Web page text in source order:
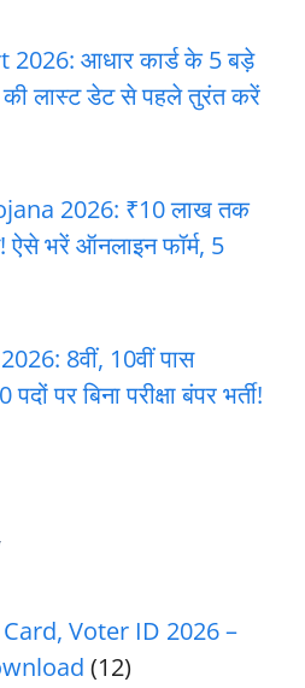
आधार कार्ड के 5 बड़े
लास्ट डेट से पहले तुरंत करें
2026: ₹10 लाख तक
ऐसे भरें ऑनलाइन फॉर्म, 5
8वीं, 10वीं पास
पर बिना परीक्षा बंपर भर्ती!
Voter ID 2026 –
(12)